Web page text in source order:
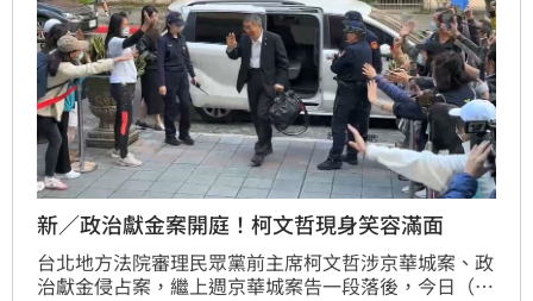
新／政治獻金案開庭！柯文哲現身笑容滿面
台北地方法院審理民眾黨前主席柯文哲涉京華城案、政
治獻金侵占案，繼上週京華城案告一段落後，今日（22